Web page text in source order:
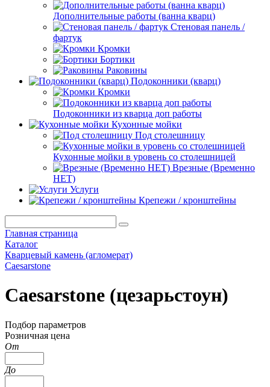
Дополнительные работы (ванна кварц)
Стеновая панель /
фартук
Кромки
Бортики
Раковины
Подоконники (кварц)
Кромки
Подоконники из кварца доп работы
Кухонные мойки
Под столешницу
Кухонные мойки в уровень со столешницей
Врезные (Временно
НЕТ)
Услуги
Крепежи / кронштейны
Главная страница
Каталог
Кварцевый камень (агломерат)
Caesarstone
Caesarstone (цезарьстоун)
Подбор параметров
Розничная цена
От
До